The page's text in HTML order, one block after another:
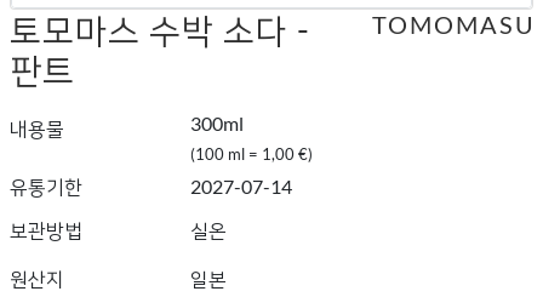
토모마스 수박 소다 -
판트
내용물 300ml
(100 ml = 1,00 €)
유통기한
2027-07-14
보관방법
실온
원산지 일본
TOMOMASU